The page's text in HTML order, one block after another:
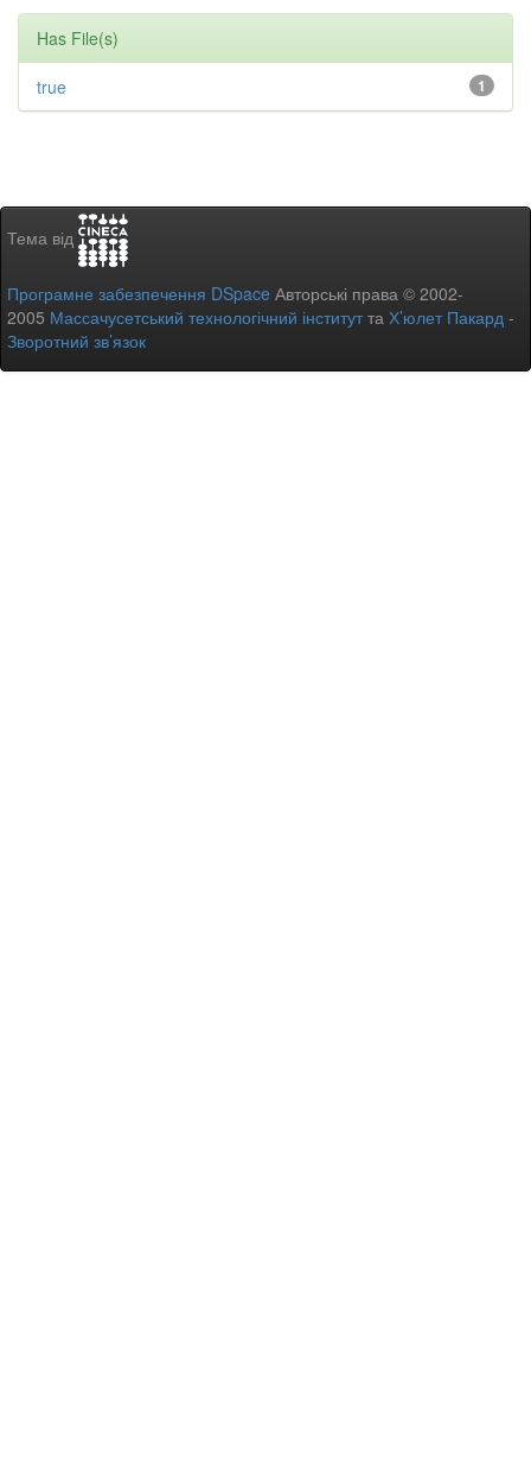
Has File(s)
1
true
Тема від
Програмне забезпечення DSpace Авторські права © 2002-
2005 Массачусетський технологічний інститутта Х’юлет Пакард -
Зворотний зв’язок